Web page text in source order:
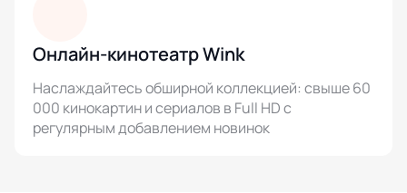
Онлайн-кинотеатр Wink
Наслаждайтесь обширной коллекцией: свыше 60
000 кинокартин и сериалов в Full HD с
регулярным добавлением новинок